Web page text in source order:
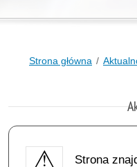
Strona główna
Strona